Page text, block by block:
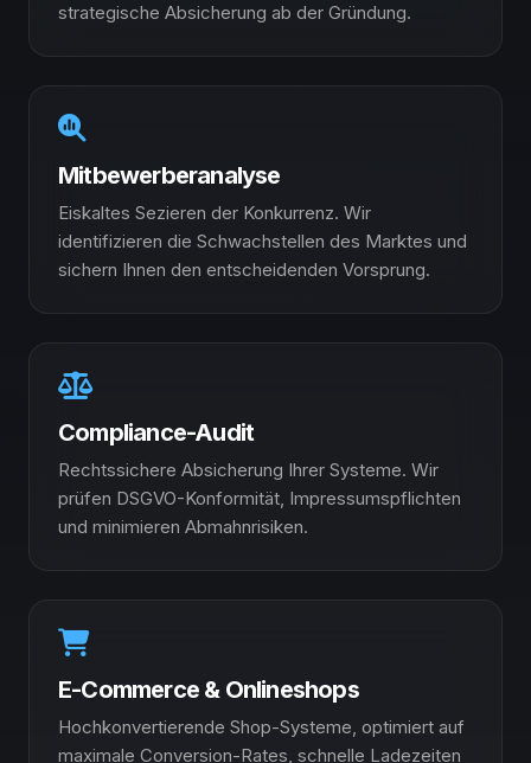
strategische Absicherung ab der Gründung.
Mitbewerberanalyse
Eiskaltes Sezieren der Konkurrenz. Wir
identifizieren die Schwachstellen des Marktes und
sichern Ihnen den entscheidenden Vorsprung.
Compliance-Audit
Rechtssichere Absicherung Ihrer Systeme. Wir
prüfen DSGVO-Konformität, Impressumspflichten
und minimieren Abmahnrisiken.
E-Commerce & Onlineshops
Hochkonvertierende Shop-Systeme, optimiert auf
maximale Conversion-Rates, schnelle Ladezeiten